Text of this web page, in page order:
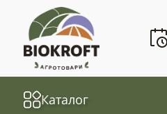
Каталог